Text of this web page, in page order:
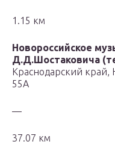
1.15 км
Новороссийское
Д.Д.Шостаковича
Краснодарский край,
55А
—
37.07 км